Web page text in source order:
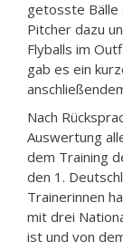
getosste Bälle
Pitcher dazu
Flyballs im
gab es ein
Nach
Auswertung
dem Training
den 1.
Trainerinnen
mit drei
ist und von